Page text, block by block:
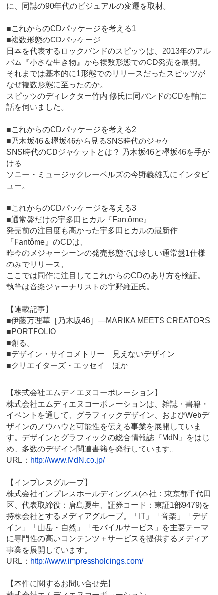
に、同誌の90年代のビジュアルの変遷を取材。
■これからのCDパッケージを考える1
■複数形態のCDパッケージ
日本を代表するロックバンドのスピッツは、2013年のアル
バム『小さな生き物』から複数形態でのCD発売を展開。
それまでは基本的に1形態でのリリースだったスピッツが
なぜ複数形態に至ったのか。
スピッツのディレクター竹内 修氏に同バンドのCDを軸に
話を伺いました。
■これからのCDパッケージを考える2
■乃木坂46＆欅坂46から見るSNS時代のジャケ
SNS時代のCDジャケットとは？ 乃木坂46と欅坂46を手が
ける
ソニー・ミュージックレーベルズの今野義雄氏にインタビ
ュー。
■これからのCDパッケージを考える3
■通常盤だけの宇多田ヒカル『Fantôme』
発売前の注目度も高かった宇多田ヒカルの最新作
『Fantôme』のCDは、
昨今のメジャーシーンの発売形態では珍しい通常盤1仕様
のみでリリース。
ここでは同作に注目してこれからのCDのあり方を検証。
執筆は音楽ジャーナリストの宇野維正氏。
【連載記事】
■伊藤万理華［乃木坂46］―MARIKA MEETS CREATORS
■PORTFOLIO
■創る。
■デザイン・サイコメトリー 見えないデザイン
■クリエイターズ・エッセイ ほか
【株式会社エムディエヌコーポレーション】
株式会社エムディエヌコーポレーションは、雑誌・書籍・
イベントを通して、グラフィックデザイン、およびWebデ
ザインのノウハウと可能性を伝える事業を展開していま
す。デザインとグラフィックの総合情報誌『MdN』をはじ
め、多数のデザイン関連書籍を発行しています。
URL： http://www.MdN.co.jp/
【インプレスグループ】
株式会社インプレスホールディングス(本社：東京都千代田
区、代表取締役：唐島夏生、証券コード：東証1部9479)を
持株会社とするメディアグループ。「IT」「音楽」「デザ
イン」「山岳・自然」「モバイルサービス」を主要テーマ
に専門性の高いコンテンツ＋サービスを提供するメディア
事業を展開しています。
URL： http://www.impressholdings.com/
【本件に関するお問い合せ先】